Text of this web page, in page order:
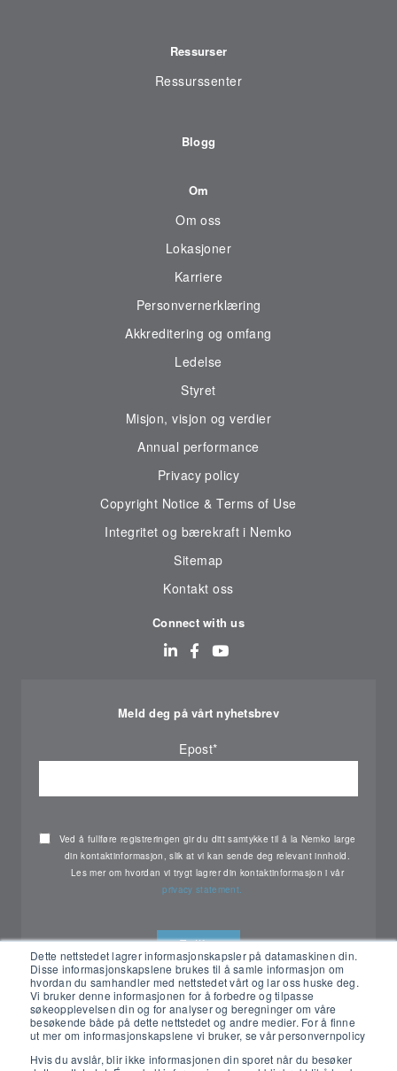
Dette nettstedet lagrer informasjonskapsler på datamaskinen din.
Disse informasjonskapslene brukes til å samle informasjon om
hvordan du samhandler med nettstedet vårt og lar oss huske deg.
Vi bruker denne informasjonen for å forbedre og tilpasse
søkeopplevelsen din og for analyser og beregninger om våre
besøkende både på dette nettstedet og andre medier. For å finne
ut mer om informasjonskapslene vi bruker, se vår personvernpolicy
Hvis du avslår, blir ikke informasjonen din sporet når du besøker
Ressurser
Ressurssenter
Blogg
Om
Om oss
Lokasjoner
Karriere
Personvernerklæring
Akkreditering og omfang
Ledelse
Styret
Misjon, visjon og verdier
Annual performance
Privacy policy
Copyright Notice & Terms of Use
Integritet og bærekraft i Nemko
Sitemap
Kontakt oss
Connect with us
Meld deg på vårt nyhetsbrev
Epost*
Ved å fullføre registreringen gir du ditt samtykke til å la Nemko large
din kontaktinformasjon, slik at vi kan sende deg relevant innhold.
Les mer om hvordan vi trygt lagrer din kontaktinformasjon i vår
privacy statement.